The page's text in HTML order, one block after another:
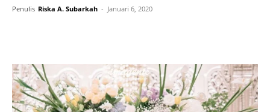
Penulis Riska A. Subarkah - Januari 6, 2020